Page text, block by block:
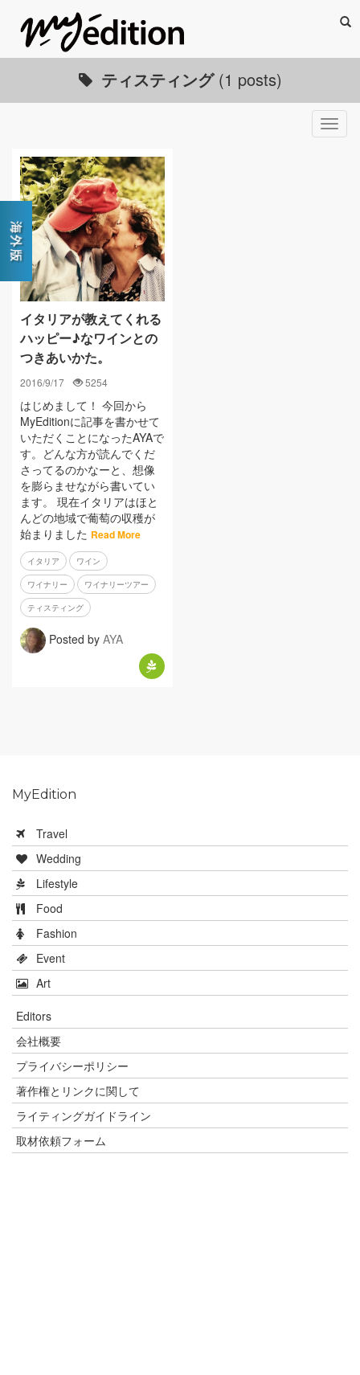
ティスティング (1 posts)
イタリアが教えてくれる
ハッピー♪なワインとの
つきあいかた。
2016/9/17 5254
はじめまして！ 今回から
MyEditionに記事を書かせて
いただくことになったAYAで
す。どんな方が読んでくだ
さってるのかなーと、想像
を膨らませながら書いてい
ます。 現在イタリアはほと
んどの地域で葡萄の収穫が
始まりました Read More
イタリア ワイン
ワイナリー ワイナリーツアー
ティスティング
Posted by AYA
MyEdition
Travel
Wedding
Lifestyle
Food
Fashion
Event
Art
Editors
会社概要
プライバシーポリシー
著作権とリンクに関して
ライティングガイドライン
取材依頼フォーム